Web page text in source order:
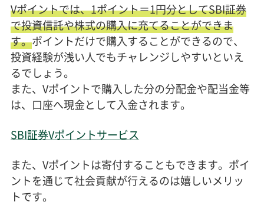
Vポイントでは、1ポイント＝1円分としてSBI証券
で投資信託や株式の購入に充てることができま
す。ポイントだけで購入することができるので、
投資経験が浅い人でもチャレンジしやすいといえ
るでしょう。
また、Vポイントで購入した分の分配金や配当金等
は、口座へ現金として入金されます。
SBI証券Vポイントサービス
また、Vポイントは寄付することもできます。ポイ
ントを通じて社会貢献が行えるのは嬉しいメリッ
トです。